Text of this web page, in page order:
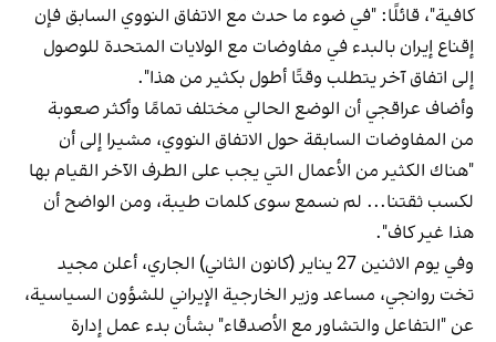
كافية"، قائلًا: "في ضوء ما حدث مع الاتفاق النووي السابق فإن
إقناع إيران بالبدء في مفاوضات مع الولايات المتحدة للوصول
إلى اتفاق آخر يتطلب وقتًا أطول بكثير من هذا".
وأضاف عراقجي أن الوضع الحالي مختلف تمامًا وأكثر صعوبة
من المفاوضات السابقة حول الاتفاق النووي، مشيرا إلى أن
"هناك الكثير من الأعمال التي يجب على الطرف الآخر القيام بها
لكسب ثقتنا... لم نسمع سوى كلمات طيبة، ومن الواضح أن
هذا غير كاف".
وفي يوم الاثنين 27 يناير (كانون الثاني) الجاري، أعلن مجيد
تخت روانجي، مساعد وزير الخارجية الإيراني للشؤون السياسية،
عن "التفاعل والتشاور مع الأصدقاء" بشأن بدء عمل إدارة